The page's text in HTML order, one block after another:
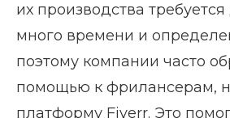
их производства
много времени и
поэтому компании часто
помощью к фрилансерам,
платформу Fiverr. Это